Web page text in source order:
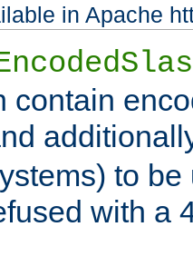
in Apache
contain
to
with a